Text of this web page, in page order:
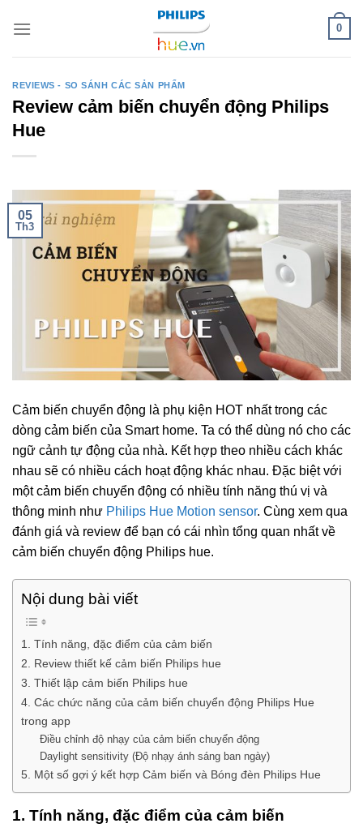
0
REVIEWS - SO SÁNH CÁC SẢN PHẨM
Review cảm biến chuyển động Philips
Hue
05
Th3
Cảm biến chuyển động là phụ kiện HOT nhất trong các
dòng cảm biến của Smart home. Ta có thể dùng nó cho các
ngữ cảnh tự động của nhà. Kết hợp theo nhiều cách khác
nhau sẽ có nhiều cách hoạt động khác nhau. Đặc biệt với
một cảm biến chuyển động có nhiều tính năng thú vị và
thông minh như Philips Hue Motion sensor. Cùng xem qua
đánh giá và review để bạn có cái nhìn tổng quan nhất về
cảm biến chuyển động Philips hue.
Nội dung bài viết
1. Tính năng, đặc điểm của cảm biến
2. Review thiết kế cảm biến Philips hue
3. Thiết lập cảm biến Philips hue
4. Các chức năng của cảm biến chuyển động Philips Hue
trong app
Điều chỉnh độ nhạy của cảm biến chuyển động
Daylight sensitivity (Độ nhạy ánh sáng ban ngày)
5. Một số gợi ý kết hợp Cảm biến và Bóng đèn Philips Hue
1. Tính năng, đặc điểm của cảm biến